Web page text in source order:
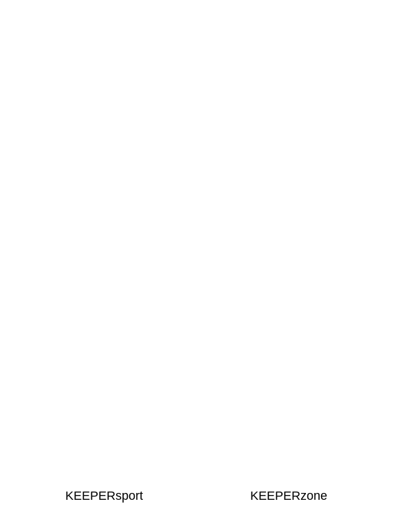
KEEPERsport KEEPERzone